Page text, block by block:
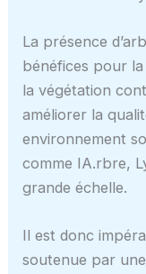
La présence
bénéfices pour
la végétation
améliorer la
environnement
comme IA.rbre,
grande échelle.
Il est donc
soutenue par